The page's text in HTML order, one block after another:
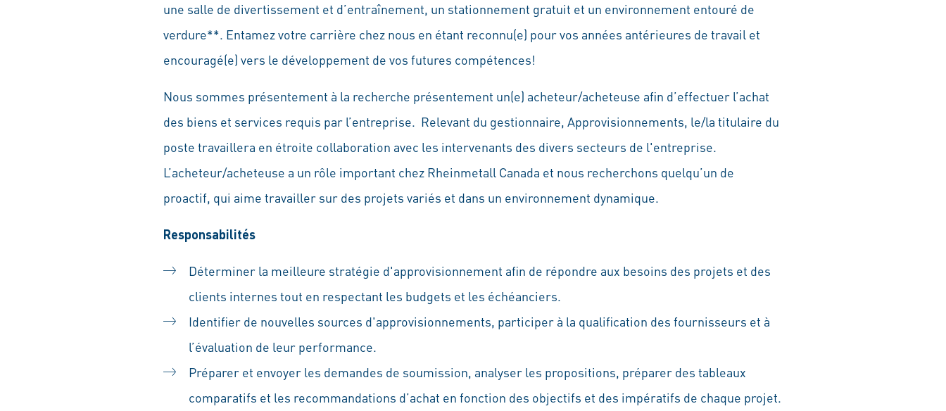
une salle de divertissement et d’entraînement, un stationnement gratuit et un environnement entouré de
verdure**. Entamez votre carrière chez nous en étant reconnu(e) pour vos années antérieures de travail et
encouragé(e) vers le développement de vos futures compétences!
Nous sommes présentement à la recherche présentement un(e) acheteur/acheteuse afin d’effectuer l’achat
des biens et services requis par l’entreprise. Relevant du gestionnaire, Approvisionnements, le/la titulaire du
poste travaillera en étroite collaboration avec les intervenants des divers secteurs de l'entreprise.
L’acheteur/acheteuse a un rôle important chez Rheinmetall Canada et nous recherchons quelqu’un de
proactif, qui aime travailler sur des projets variés et dans un environnement dynamique.
Responsabilités
Déterminer la meilleure stratégie d'approvisionnement afin de répondre aux besoins des projets et des
clients internes tout en respectant les budgets et les échéanciers.
Identifier de nouvelles sources d'approvisionnements, participer à la qualification des fournisseurs et à
l’évaluation de leur performance.
Préparer et envoyer les demandes de soumission, analyser les propositions, préparer des tableaux
comparatifs et les recommandations d’achat en fonction des objectifs et des impératifs de chaque projet.